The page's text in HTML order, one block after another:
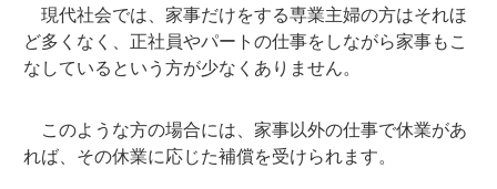
現代社会では、家事だけをする専業主婦の方はそれほ
ど多くなく、正社員やパートの仕事をしながら家事もこ
なしているという方が少なくありません。
このような方の場合には、家事以外の仕事で休業があ
れば、その休業に応じた補償を受けられます。